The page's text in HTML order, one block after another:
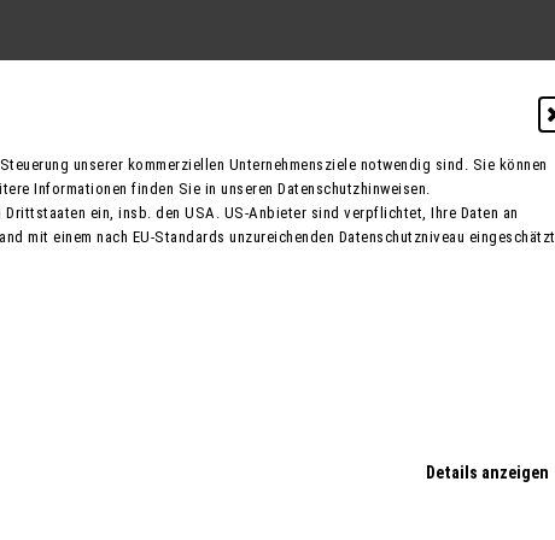
unserer kommerziellen Unternehmensziele notwendig sind. Sie können
Informationen finden Sie in unseren Datenschutzhinweisen.
ein, insb. den USA. US-Anbieter sind verpflichtet, Ihre Daten an
mit einem nach EU-Standards unzureichenden Datenschutzniveau eingeschätzt
Details anzeigen